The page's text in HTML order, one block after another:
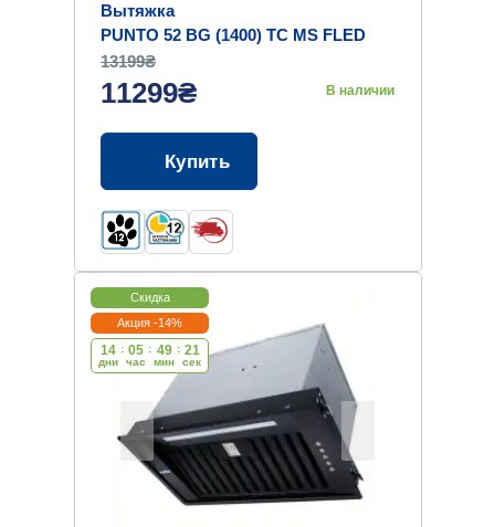
Вытяжка
PUNTO 52 BG (1400) TC MS FLED
JET
13199₴
11299₴ В наличии
Купить
Скидка
Акция -14%
14
дни
: 05
час
: 49
мин
: 20
cек